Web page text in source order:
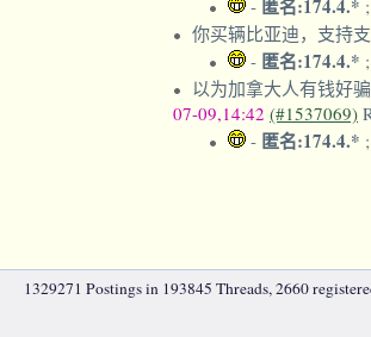
- 匿名:174.4.* ;
你买辆比亚迪，支持
- 匿名:174.4.* ;
以为加拿大人有钱好骗
07-09,14:42 (#1537069)
- 匿名:174.4.* ;
1329271 Postings in 193845 Threads, 2660